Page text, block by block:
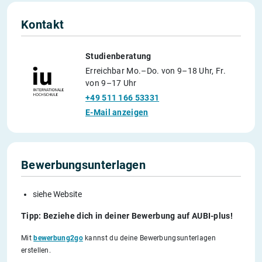
Kontakt
Studienberatung
Erreichbar Mo.–Do. von 9–18 Uhr, Fr.
von 9–17 Uhr
+49 511 166 53331
E-Mail anzeigen
Bewerbungsunterlagen
siehe Website
Tipp: Beziehe dich in deiner Bewerbung auf AUBI-plus!
Mitbewerbung2gokannst du deine Bewerbungsunterlagen
erstellen.